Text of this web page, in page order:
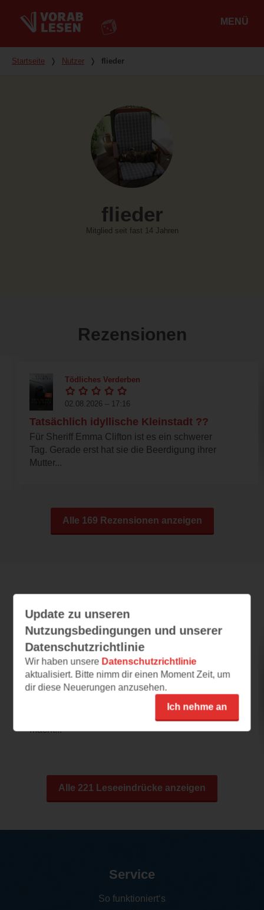
MENÜ
Du bist hier
Startseite ❭ Nutzer ❭ flieder
flieder
Mitglied seit fast 14 Jahren
Rezensionen
Tödliches Verderben
02.08.2026 – 17:16
Tatsächlich idyllische Kleinstadt ??
Für Sheriff Emma Clifton ist es ein schwerer
Tag. Gerade erst hat sie die Beerdigung ihrer
Mutter...
Alle 169 Rezensionen anzeigen
Tod in heller Sommernacht
18.07.2026 – 19:55
Finnische Sommernacht
Eigentlich sollte es ein gemütlicher Abend für
macht...
Alle 221 Leseeindrücke anzeigen
Update zu unseren
Nutzungsbedingungen und unserer
Datenschutzrichtlinie
Wir haben unsere Datenschutzrichtlinie
aktualisiert. Bitte nimm dir einen Moment Zeit, um
dir diese Neuerungen anzusehen.
Ich nehme an
Service
So funktioniert‘s